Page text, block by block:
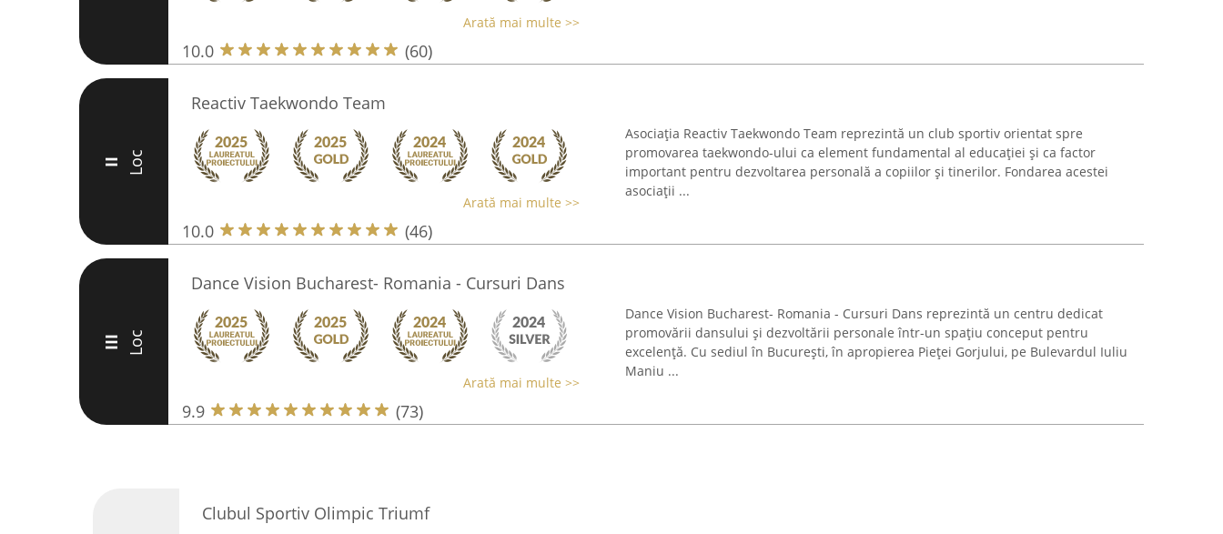
Arată mai multe >>
10.0 (60)
II Loc
Reactiv Taekwondo Team
Arată mai multe >>
10.0 (46)
Asociația Reactiv Taekwondo Team reprezintă un club sportiv orientat spre
promovarea taekwondo-ului ca element fundamental al educației și ca factor
important pentru dezvoltarea personală a copiilor și tinerilor. Fondarea acestei
asociații ...
III Loc
Dance Vision Bucharest- Romania - Cursuri Dans
Arată mai multe >>
9.9 (73)
Dance Vision Bucharest- Romania - Cursuri Dans reprezintă un centru dedicat
promovării dansului și dezvoltării personale într-un spațiu conceput pentru
excelență. Cu sediul în București, în apropierea Pieței Gorjului, pe Bulevardul Iuliu
Maniu ...
Clubul Sportiv Olimpic Triumf